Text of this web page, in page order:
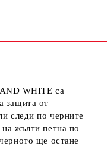
ден.
WHITE са
защита от
следи по черните
на жълти петна по
ще остане